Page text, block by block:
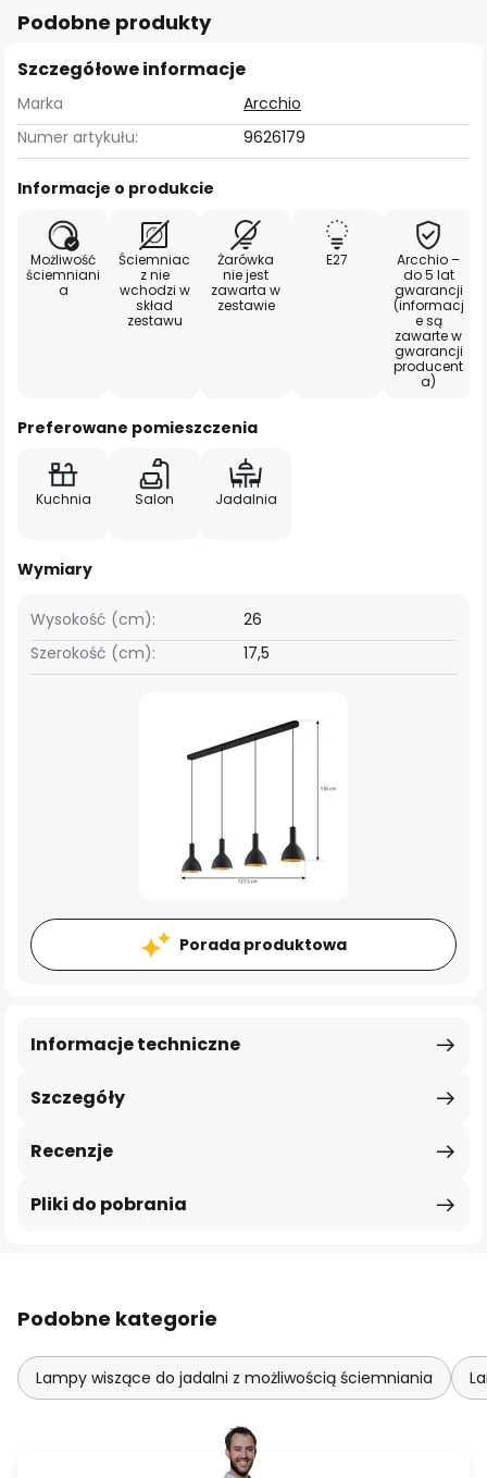
Podobne produkty
Szczegółowe informacje
Marka
Arcchio
Numer artykułu:
9626179
Informacje o produkcie
Możliwość
ściemniani
a
Ściemniac
z nie
wchodzi w
skład
zestawu
Żarówka
nie jest
zawarta w
zestawie
E27
Arcchio –
do 5 lat
gwarancji
(informacj
e są
zawarte w
gwarancji
producent
a)
Preferowane pomieszczenia
Kuchnia Salon Jadalnia
Wymiary
Szerokość (cm): 17,5
Wysokość (cm): 26
Porada produktowa
Szczegóły
Informacje techniczne
Recenzje
Pliki do pobrania
Podobne kategorie
Lampy wiszące do jadalni z możliwością ściemniania